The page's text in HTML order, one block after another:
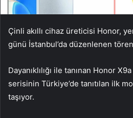
Çinli akıllı cihaz üreticisi Honor,
günü İstanbul’da düzenlenen
Dayanıklılığı ile tanınan Honor
serisinin Türkiye’de tanıtılan ilk
taşıyor.